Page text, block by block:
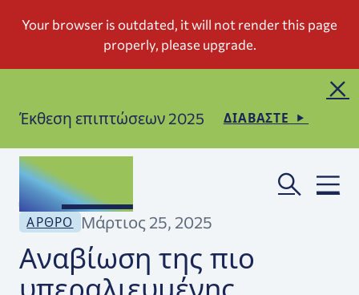
Έκθεση επιπτώσεων 2025 ΔΙΑΒΑΣΤΕ
ΆΡΘΡΟ Μάρτιος 25, 2025
Αναβίωση της πιο